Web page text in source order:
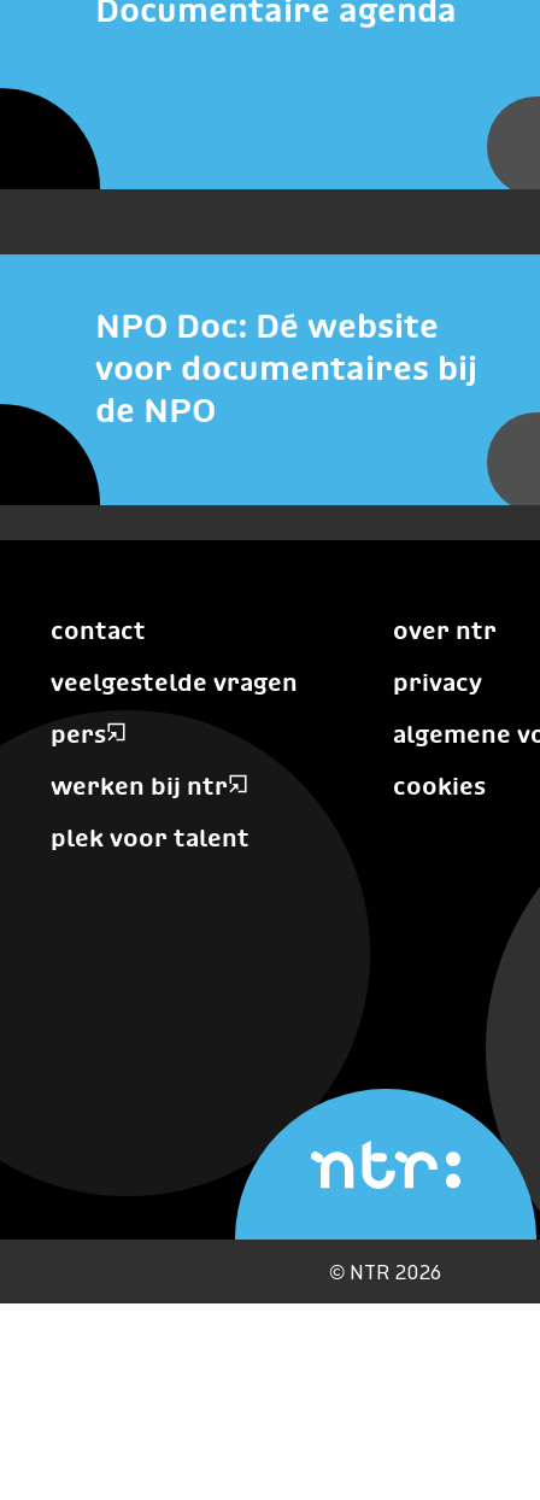
Documentaire agenda
NPO Doc: Dé website
voor documentaires bij
de NPO
contact
veelgestelde vragen
pers
werken bij ntr
plek voor talent
over ntr
privacy
algemene
cookies
© NTR 2026